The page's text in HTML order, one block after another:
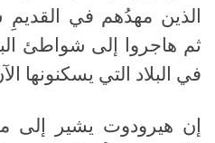
الذين مهدُهم في القديمِ
ثم هاجروا إلى شواطئ
في البلاد التي يسكنونها
إن هيرودوت يشير إلى